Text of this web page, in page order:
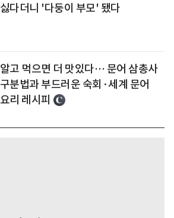
싫다더니 '다둥이 부모' 됐다
알고 먹으면 더 맛있다… 문어 삼총사
구분법과 부드러운 숙회·세계 문어
요리 레시피